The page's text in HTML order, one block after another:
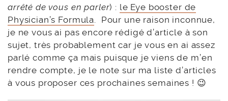
arrêté de vous en parler) : le Eye booster de
Physician’s Formula
. Pour une raison inconnue,
je ne vous ai pas encore rédigé d’article à son
sujet, très probablement car je vous en ai assez
parlé comme ça mais puisque je viens de m’en
rendre compte, je le note sur ma liste d’articles
à vous proposer ces prochaines semaines ! 😉